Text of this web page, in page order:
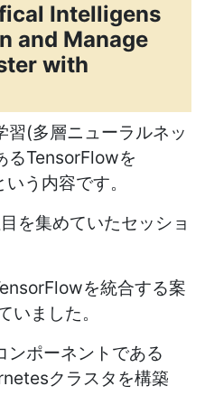
Intelligens
and Manage
with
(多層ニューラルネッ
るTensorFlowを
う内容です。
を集めていたセッショ
を統合する案
いました。
ポーネントである
クラスタを構築